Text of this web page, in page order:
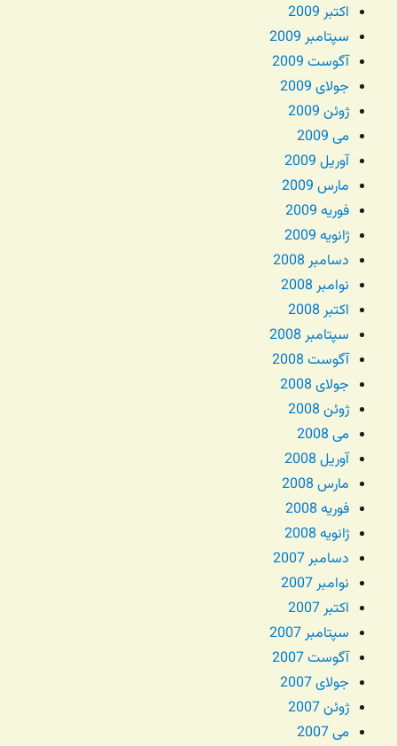
اکتبر 2009
سپتامبر 2009
آگوست 2009
جولای 2009
ژوئن 2009
می 2009
آوریل 2009
مارس 2009
فوریه 2009
ژانویه 2009
دسامبر 2008
نوامبر 2008
اکتبر 2008
سپتامبر 2008
آگوست 2008
جولای 2008
ژوئن 2008
می 2008
آوریل 2008
مارس 2008
فوریه 2008
ژانویه 2008
دسامبر 2007
نوامبر 2007
اکتبر 2007
سپتامبر 2007
آگوست 2007
جولای 2007
ژوئن 2007
می 2007